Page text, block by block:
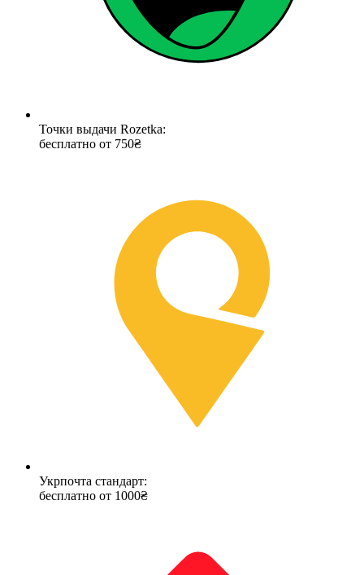
Точки выдачи Rozetka:
бесплатно от 750₴
Укрпочта стандарт:
бесплатно от 1000₴